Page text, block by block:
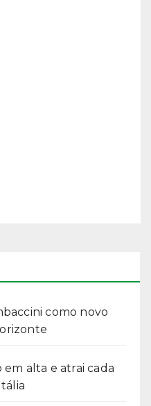
como novo
alta e atrai cada